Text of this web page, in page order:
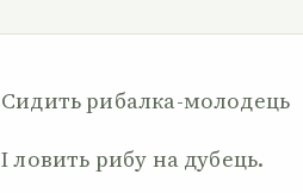
Сидить рибалка-молодець
І ловить рибу на дубець.